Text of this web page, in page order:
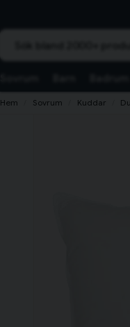
Hem Sovrum Kuddar